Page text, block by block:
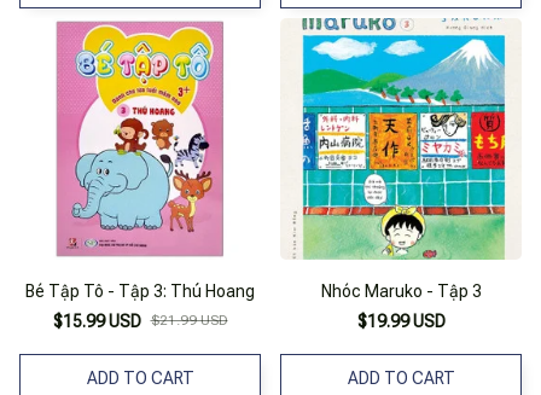
Bé Tập Tô - Tập 3: Thú Hoang
$15.99 USD $21.99 USD
ADD TO CART
Nhóc Maruko - Tập 3
$19.99 USD
ADD TO CART